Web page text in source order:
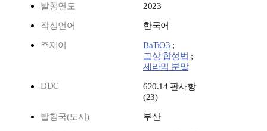
발행연도 2023
작성언어 한국어
주제어 BaTiO3 ;
고상 합성법 ;
세라믹 분말
DDC
620.14 판사항
(23)
발행국(도시) 부산